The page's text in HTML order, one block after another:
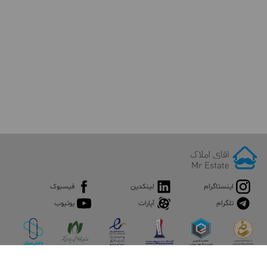
اینستاگرام لینکدین
فیسبوک
تلگرام
آپارات یوتیوب